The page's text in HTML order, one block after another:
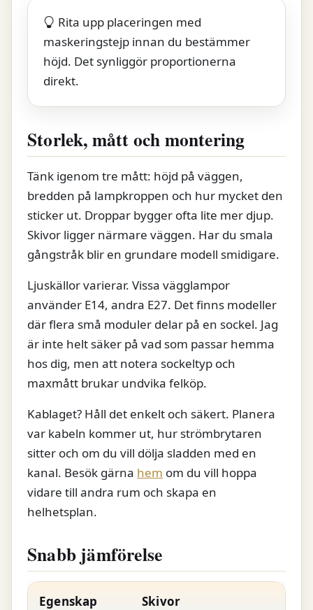
Rita upp placeringen med
maskeringstejp innan du bestämmer
höjd. Det synliggör proportionerna
direkt.
Storlek, mått och montering
Tänk igenom tre mått: höjd på väggen,
bredden på lampkroppen och hur mycket den
sticker ut. Droppar bygger ofta lite mer djup.
Skivor ligger närmare väggen. Har du smala
gångstråk blir en grundare modell smidigare.
Ljuskällor varierar. Vissa vägglampor
använder E14, andra E27. Det finns modeller
där flera små moduler delar på en sockel. Jag
är inte helt säker på vad som passar hemma
hos dig, men att notera sockeltyp och
maxmått brukar undvika felköp.
Kablaget? Håll det enkelt och säkert. Planera
var kabeln kommer ut, hur strömbrytaren
sitter och om du vill dölja sladden med en
kanal. Besök gärna hem om du vill hoppa
vidare till andra rum och skapa en
helhetsplan.
Snabb jämförelse
Egenskap Skivor